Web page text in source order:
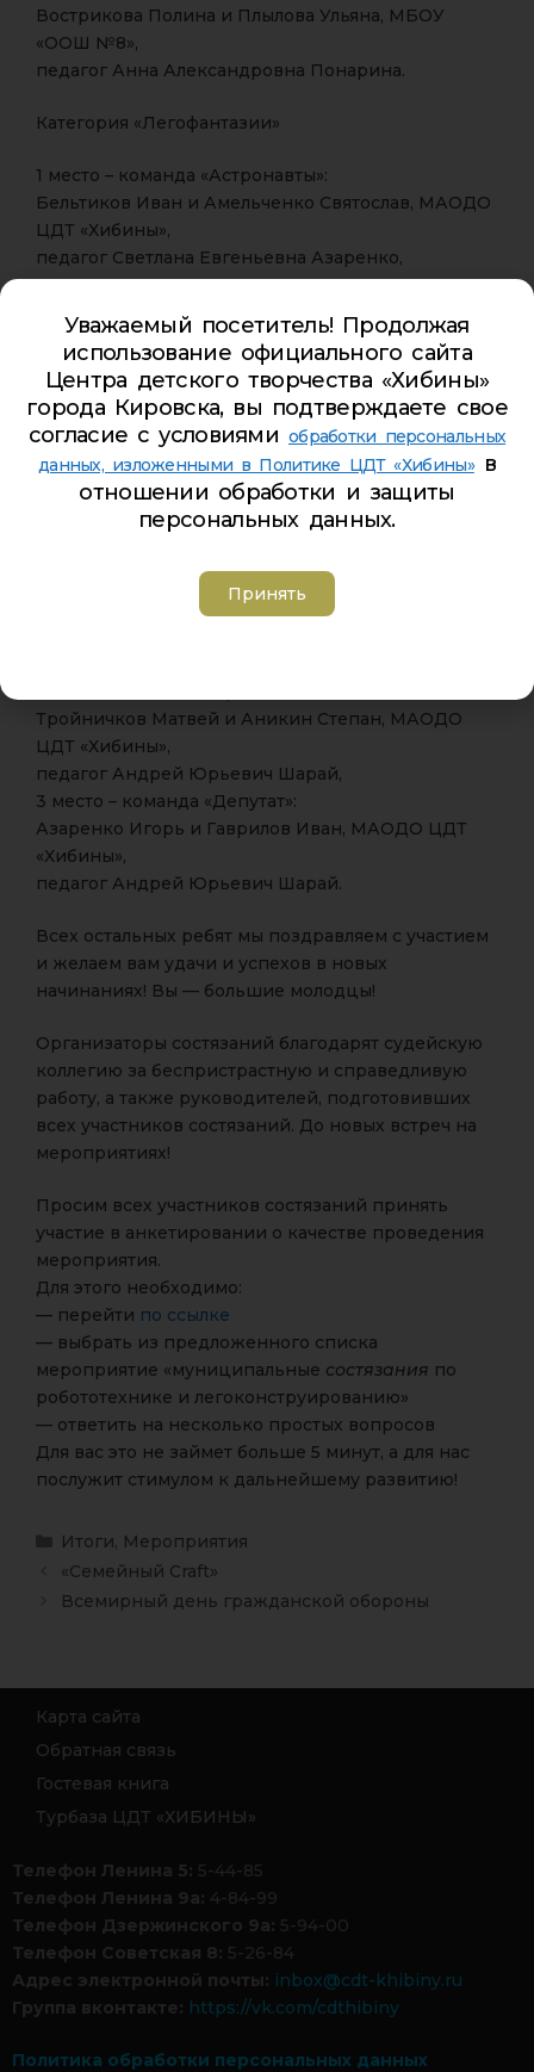
Вострикова Полина и Плылова Ульяна, МБОУ
«ООШ №8»,
педагог Анна Александровна Понарина.
Категория «Легофантазии»
1 место – команда «Астронавты»:
Бельтиков Иван и Амельченко Святослав, МАОДО
ЦДТ «Хибины»,
педагог Светлана Евгеньевна Азаренко,
2 место – команда «Земляне»:
Королев Евгений и Соколов Максим, МАОДО ЦДТ
«Хибины»,
педагог Светлана Евгеньевна Азаренко,
3 место – команда «Карусель»:
Гайнуллин Матвей и Немиров Тимофей, АНО ДО
«Детский развивающий центр Ай, да, я!»,
педагог Михаил Андреевич Маргаритов.
Категория «Робосумо»
1 место – команда «2 шурупа»:
Носко Александр и Климовец Александр, МАОДО
Тройничков Матвей и Аникин Степан, МАОДО
ЦДТ «Хибины»,
педагог Андрей Юрьевич Шарай,
3 место – команда «Депутат»:
Азаренко Игорь и Гаврилов Иван, МАОДО ЦДТ
«Хибины»,
педагог Андрей Юрьевич Шарай.
Всех остальных ребят мы поздравляем с участием
и желаем вам удачи и успехов в новых
начинаниях! Вы — большие молодцы!
Организаторы состязаний благодарят судейскую
коллегию за беспристрастную и справедливую
работу, а также руководителей, подготовивших
всех участников состязаний. До новых встреч на
мероприятиях!
Просим всех участников состязаний принять
участие в анкетировании о качестве проведения
мероприятия.
Для этого необходимо:
— перейти по ссылке
— выбрать из предложенного списка
мероприятие «муниципальные состязания по
робототехнике и легоконструированию»
— ответить на несколько простых вопросов
Для вас это не займет больше 5 минут, а для нас
послужит стимулом к дальнейшему развитию!
Итоги, Мероприятия
«Семейный Craft»
Всемирный день гражданской обороны
Карта сайта
Обратная связь
Гостевая книга
Турбаза ЦДТ «ХИБИНЫ»
Телефон Ленина 5: 5-44-85
Телефон Ленина 9а: 4-84-99
Телефон Дзержинского 9а: 5-94-00
Телефон Советская 8: 5-26-84
Адрес электронной почты: inbox@cdt-khibiny.ru
Группа вконтакте: https://vk.com/cdthibiny
Политика обработки персональных данных
Уважаемый посетитель! Продолжая
использование официального сайта
Центра детского творчества «Хибины»
города Кировска, вы подтверждаете свое
согласие с условиями обработки персональных
данных, изложенными в Политике ЦДТ «Хибины»в
отношении обработки и защиты
персональных данных.
Принять